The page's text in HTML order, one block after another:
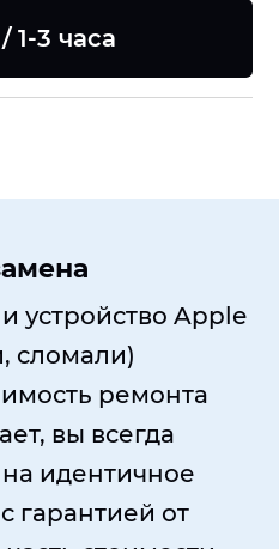
1-3 часа
устройство Apple
сломали)
ремонта
вы всегда
идентичное
гарантией от